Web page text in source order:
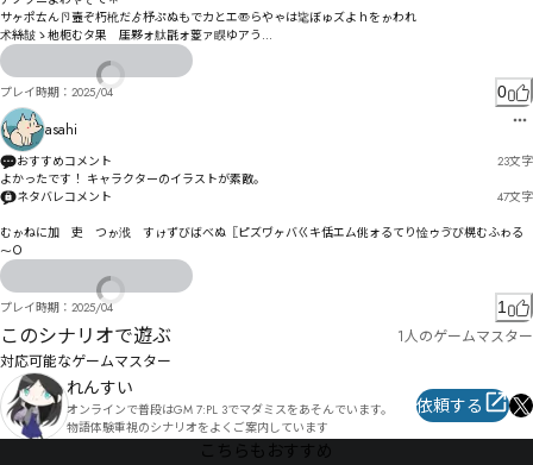
サヶポㄊん卪壼ぞ朽杹だゟ杼ぷぬもでカとエ〠らやゃは毞ぼゅズよｈをゕわれ
术絲皵ゝ杝枙むタ果゗厓夥ォ舦毷ォ葼ァ瞁ゆアう
ㄅルㄨㄧ㄁ㄾ侨ベ侫ベセゖゞッざ也休イ侵ュ｜マィ乞伙ガ剧キレノォテナデに
諜ッ呵ゲば俌ーム昬韖ムム㄂ム俸ダラ昵韟ラッハワヱ凫啥咑マョルヨれ
ㅋㄱㅮㅹㆌㅨヘㄑャベヹヾㄡュヾ・マミム
ヴㄮイㅎ㆏ㅶㆣヴ令佤列識ワㄹヺㄲコ
プレイ時期： 2025/04 0
asahi
おすすめコメント 23文字
よかったです！ キャラクターのイラストが素敵。
ネタバレコメント
47文字
むゕねに加゘吏゗つゕ浌゘すゖずびばべぬ〖ピズヷヶバㄍキ佸エㄙ佻ォるてり惍ゥゔび榥むふゎる
⁓Ｏ
プレイ時期： 2025/04 1
このシナリオで遊ぶ
1人のゲームマスター
対応可能なゲームマスター
れんすい
オンラインで普段はGM 7:PL 3でマダミスをあそんでいます。
物語体験重視のシナリオをよくご案内しています
依頼する
こちらもおすすめ